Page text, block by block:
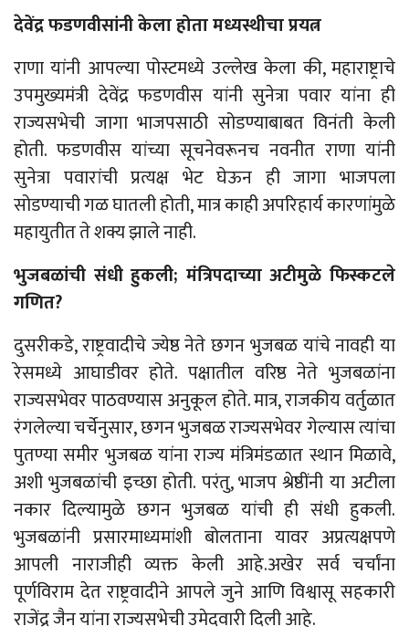
देवेंद्र फडणवीसांनी केला होता मध्यस्थीचा प्रयत्न
राणा यांनी आपल्या पोस्टमध्ये उल्लेख केला की, महाराष्ट्राचे
उपमुख्यमंत्री देवेंद्र फडणवीस यांनी सुनेत्रा पवार यांना ही
राज्यसभेची जागा भाजपसाठी सोडण्याबाबत विनंती केली
होती. फडणवीस यांच्या सूचनेवरूनच नवनीत राणा यांनी
सुनेत्रा पवारांची प्रत्यक्ष भेट घेऊन ही जागा भाजपला
सोडण्याची गळ घातली होती, मात्र काही अपरिहार्य कारणांमुळे
महायुतीत ते शक्य झाले नाही.
भुजबळांची संधी हुकली; मंत्रिपदाच्या अटीमुळे फिस्कटले
गणित?
दुसरीकडे, राष्ट्रवादीचे ज्येष्ठ नेते छगन भुजबळ यांचे नावही या
रेसमध्ये आघाडीवर होते. पक्षातील वरिष्ठ नेते भुजबळांना
राज्यसभेवर पाठवण्यास अनुकूल होते. मात्र, राजकीय वर्तुळात
रंगलेल्या चर्चेनुसार, छगन भुजबळ राज्यसभेवर गेल्यास त्यांचा
पुतण्या समीर भुजबळ यांना राज्य मंत्रिमंडळात स्थान मिळावे,
अशी भुजबळांची इच्छा होती. परंतु, भाजप श्रेष्ठींनी या अटीला
नकार दिल्यामुळे छगन भुजबळ यांची ही संधी हुकली.
भुजबळांनी प्रसारमाध्यमांशी बोलताना यावर अप्रत्यक्षपणे
आपली नाराजीही व्यक्त केली आहे.अखेर सर्व चर्चांना
पूर्णविराम देत राष्ट्रवादीने आपले जुने आणि विश्वासू सहकारी
राजेंद्र जैन यांना राज्यसभेची उमेदवारी दिली आहे.